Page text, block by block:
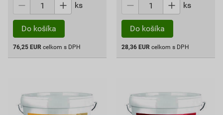
ks
Do košíka
76,25 EUR celkom s DPH
ks
Do košíka
28,36 EUR celkom s DPH